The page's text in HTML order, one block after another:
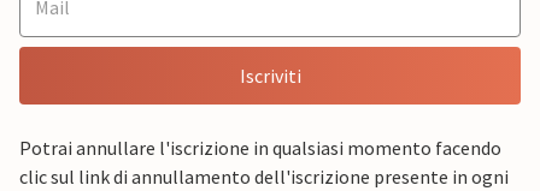
Iscriviti
Potrai annullare l'iscrizione in qualsiasi momento facendo
clic sul link di annullamento dell'iscrizione presente in ogni